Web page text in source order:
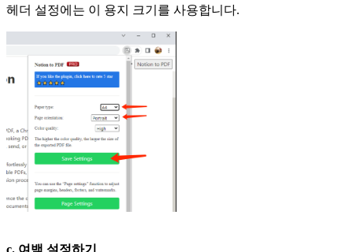
헤더 설정에는 이 용지 크기를 사용합니다.
c. 여백 설정하기